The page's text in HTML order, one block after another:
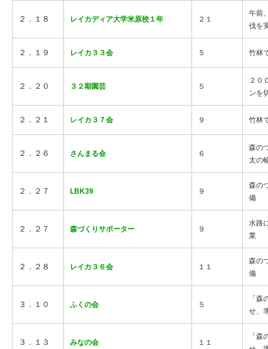
２．１８ レイカディア大学米原校１年 ２１
午前
伐を
２．１９ レイカ３３会 ５ 竹林
２．２０ ３２期園芸 ５
２０
ンを
２．２１ レイカ３７会 ９ 竹林
２．２６ さんまる会 ６
森の
太の
２．２７ LBK39 ９
森の
備
２．２７ 森づくりサポーター ９
水路
業
２．２８ レイカ３６会 １１
森の
備
３．１０ ふくの会 ５
「
せ、
３．１３ みなの会 １１
「